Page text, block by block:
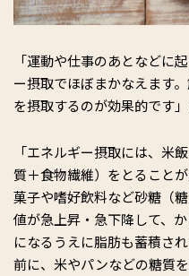
「運動や仕事のあとなどに
ー摂取でほぼまかなえます
を摂取するのが効果的です」
「エネルギー摂取には、米
質＋食物繊維）をとること
菓子や嗜好飲料など砂糖（
値が急上昇・急下降して、
になるうえに脂肪も蓄積さ
前に、米やパンなどの糖質